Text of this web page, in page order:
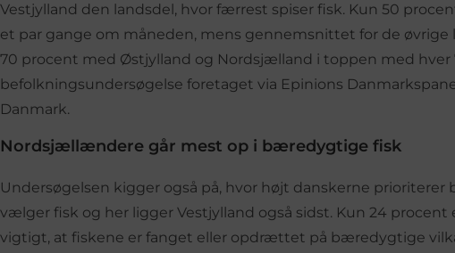
Vestjylland den landsdel, hvor færrest spiser fisk. Kun 50
et par gange om måneden, mens gennemsnittet for de øvrige
70 procent med Østjylland og Nordsjælland i toppen med hver
befolkningsundersøgelse foretaget via Epinions
Danmark.
Nordsjællændere går mest op i bæredygtige fisk
Undersøgelsen kigger også på, hvor højt danskerne
vælger fisk og her ligger Vestjylland også sidst. Kun 24 procent
vigtigt, at fiskene er fanget eller opdrættet på bæredygtige